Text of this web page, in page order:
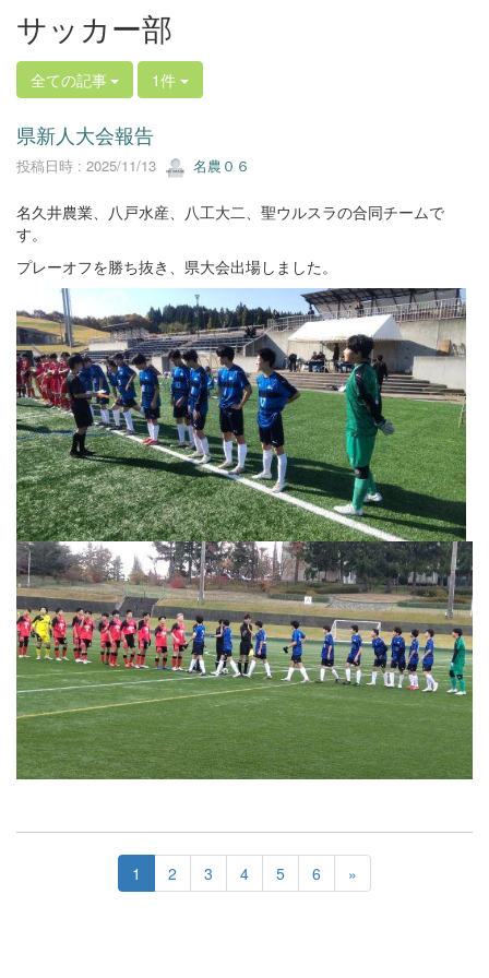
サッカー部
全ての記事 1件
県新人大会報告
投稿日時 : 2025/11/13 名農０６
名久井農業、八戸水産、八工大二、聖ウルスラの合同チームで
す。
プレーオフを勝ち抜き、県大会出場しました。
1 2 3 4 5 6 »